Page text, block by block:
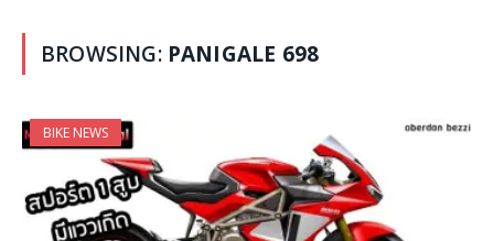
BROWSING: PANIGALE 698
BIKE NEWS